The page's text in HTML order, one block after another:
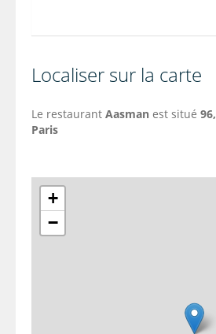
Localiser sur la carte
Le restaurant Aasman est situé 96,
Paris
+
−